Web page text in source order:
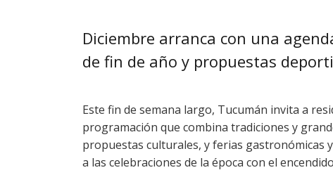
Diciembre arranca con una
de fin de año y propuestas
Este fin de semana largo, Tucumán invita a
programación que combina tradiciones y
propuestas culturales, y ferias gastronómicas
a las celebraciones de la época con el